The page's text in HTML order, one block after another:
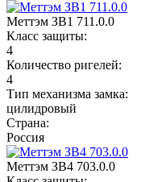
Меттэм ЗВ1 711.0.0
Класс защиты:
4
Количество ригелей:
4
Тип механизма замка:
цилидровый
Страна:
Россия
Меттэм ЗВ4 703.0.0